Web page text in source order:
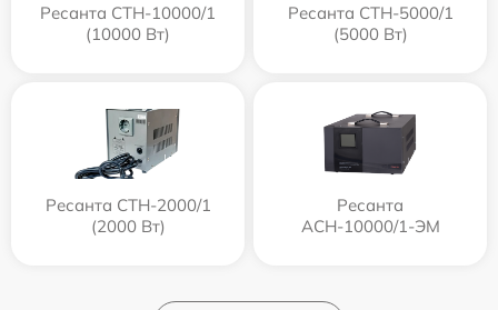
Ресанта СТН-10000/1
(10000 Вт)
Ресанта СТН-5000/1
(5000 Вт)
Ресанта СТН-2000/1
(2000 Вт)
Ресанта
АСН-10000/1-ЭМ